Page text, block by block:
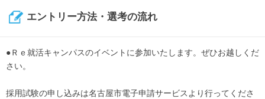
エントリー方法・選考の流れ
●Ｒｅ就活キャンパスのイベントに参加いたします。ぜひお越しくだ
さい。
採用試験の申し込みは名古屋市電子申請サービスより行ってくださ